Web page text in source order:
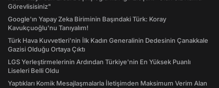
Görevlisisiniz"
Google'ın Yapay Zeka Biriminin Başındaki Türk: Koray
Kavukçuoğlu'nu Tanıyalım!
Türk Hava Kuvvetleri'nin İlk Kadın Generalinin Dedesinin Çanakkale
Gazisi Olduğu Ortaya Çıktı
LGS Yerleştirmelerinin Ardından Türkiye'nin En Yüksek Puanlı
Liseleri Belli Oldu
Yaptıkları Komik Mesajlaşmalarla İletişimden Maksimum Verim Alan